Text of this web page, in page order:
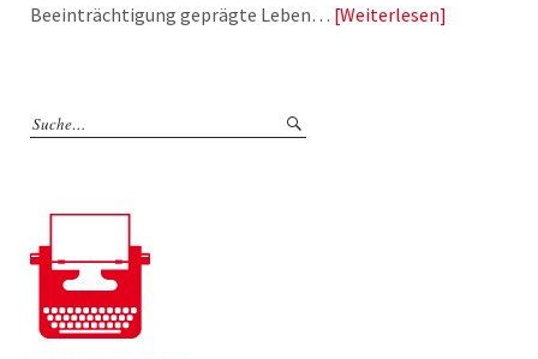
Beeinträchtigung geprägte Leben… Weiterlesen